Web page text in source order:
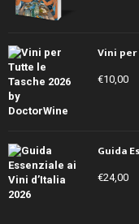
Vini
€10,00
Guida
€24,00